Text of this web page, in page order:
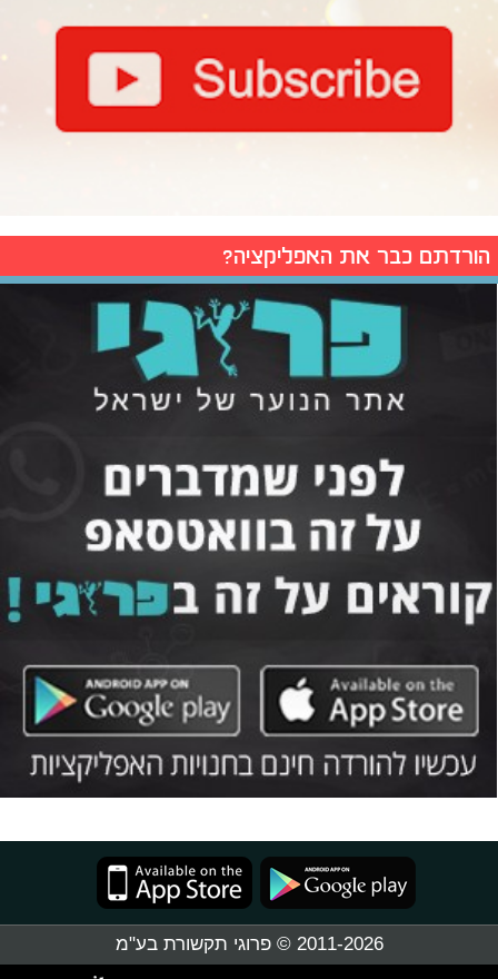
הורדתם כבר את האפליקציה?
2011-2026 © פרוגי תקשורת בע"מ